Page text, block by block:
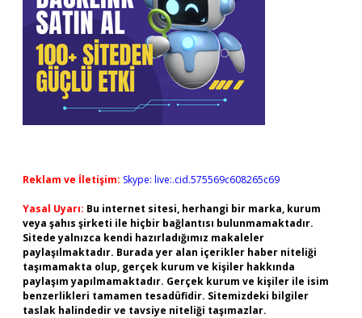
Reklam ve İletişim: Skype: live:.cid.575569c608265c69
Yasal Uyarı: Bu internet sitesi, herhangi bir marka, kurum
veya şahıs şirketi ile hiçbir bağlantısı bulunmamaktadır.
Sitede yalnızca kendi hazırladığımız makaleler
paylaşılmaktadır. Burada yer alan içerikler haber niteliği
taşımamakta olup, gerçek kurum ve kişiler hakkında
paylaşım yapılmamaktadır. Gerçek kurum ve kişiler ile isim
benzerlikleri tamamen tesadüfidir. Sitemizdeki bilgiler
taslak halindedir ve tavsiye niteliği taşımazlar.